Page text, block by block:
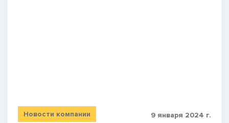
Новости компании 9 января 2024 г.